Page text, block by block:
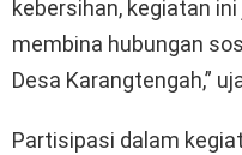
kebersihan, kegiatan
membina hubungan
Desa Karangtengah,”
Partisipasi dalam